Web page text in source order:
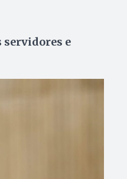
servidores e